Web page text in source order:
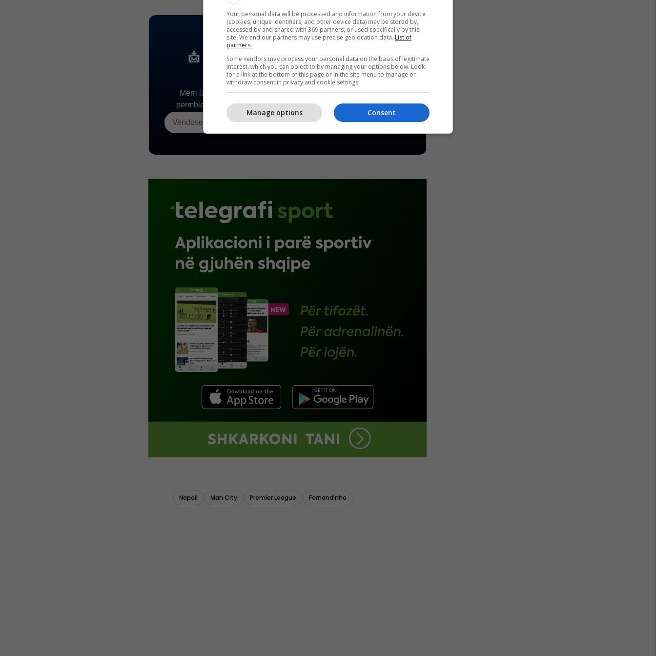
Your personal data will be processed and information from your device
(cookies, unique identifiers, and other device data) may be stored by,
accessed by and shared with 369 partners, or used specifically by this
site. We and our partners may use precise geolocation data. List of
partners.
Some vendors may process your personal data on the basis of legitimate
interest, which you can object to by managing your options below. Look
for a link at the bottom of this page or in the site menu to manage or
withdraw consent in privacy and cookie settings.
Consent
Manage options